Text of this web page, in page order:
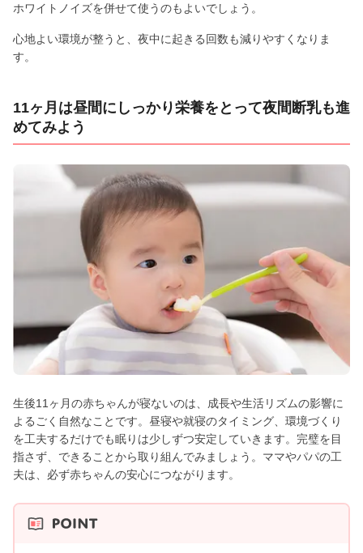
ホワイトノイズを併せて使うのもよいでしょう。
心地よい環境が整うと、夜中に起きる回数も減りやすくなりま
す。
11ヶ月は昼間にしっかり栄養をとって夜間断乳も進
めてみよう
生後11ヶ月の赤ちゃんが寝ないのは、成長や生活リズムの影響に
よるごく自然なことです。昼寝や就寝のタイミング、環境づくり
を工夫するだけでも眠りは少しずつ安定していきます。完璧を目
指さず、できることから取り組んでみましょう。ママやパパの工
夫は、必ず赤ちゃんの安心につながります。